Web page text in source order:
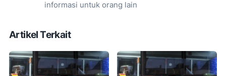
informasi untuk orang lain
Artikel Terkait